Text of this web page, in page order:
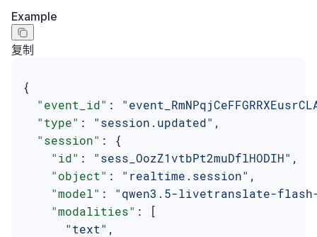
Example
复制
{
  "event_id"
:
  "type"
: "session.updated" ,
  "session"
: {
    "id"
: "sess_OozZ1vtbPt2muDflHODIH" ,
    "object"
: "realtime.session" ,
    "model"
: "qwen3.5-livetranslate-
    "modalities"
: [
      "text"
,